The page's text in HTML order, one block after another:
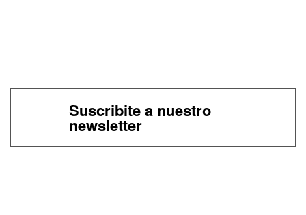
Suscribite a nuestro
newsletter